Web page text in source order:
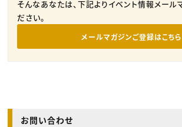
そんなあなたは、下記よりイベント情報メール
ださい。
メールマガジンご登録はこちら
お問い合わせ